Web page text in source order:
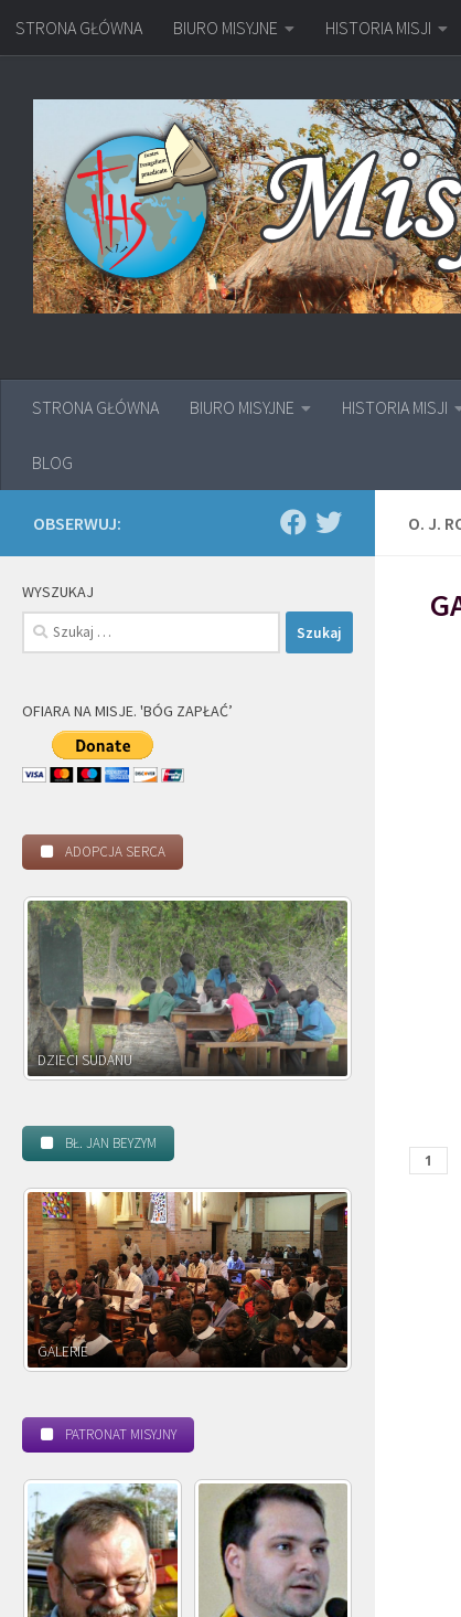
Przejdź do treści
STRONA GŁÓWNA BIURO MISYJNE HISTORIA MISJI
STRONA GŁÓWNA BIURO MISYJNE HISTORIA MISJI
BLOG
O. J.
OBSERWUJ:
WYSZUKAJ
Szukaj:
OFIARA NA MISJE. 'BÓG ZAPŁAĆ’
ADOPCJA SERCA
DZIECI ZAMBII
BŁ. JAN BEYZYM
POWOŁANIE MISYJNE
PATRONAT MISYJNY